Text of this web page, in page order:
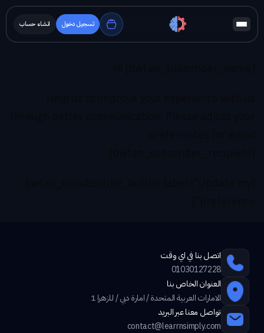
تسجيل دخول انشاء حساب
اتصل بنا في اي وقت
01030127228
العنوان الخاص بنا
الامارات العربية المتحدة / امارة دبي / للزهرا 1
تواصل معنا عبر البريد
contact@learrnsimply.com